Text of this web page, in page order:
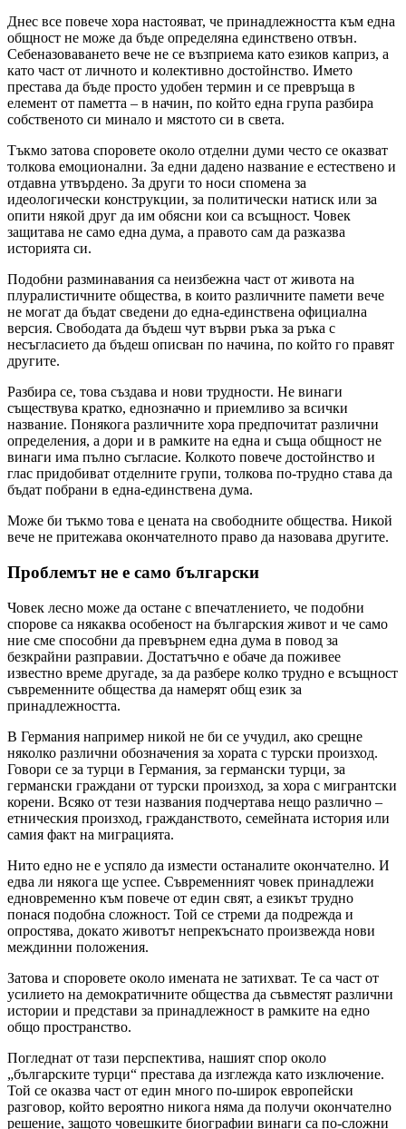
Днес все повече хора настояват, че принадлежността към една
общност не може да бъде определяна единствено отвън.
Себеназоваването вече не се възприема като езиков каприз, а
като част от личното и колективно достойнство. Името
престава да бъде просто удобен термин и се превръща в
елемент от паметта – в начин, по който една група разбира
собственото си минало и мястото си в света.
Тъкмо затова споровете около отделни думи често се оказват
толкова емоционални. За едни дадено название е естествено и
отдавна утвърдено. За други то носи спомена за
идеологически конструкции, за политически натиск или за
опити някой друг да им обясни кои са всъщност. Човек
защитава не само една дума, а правото сам да разказва
историята си.
Подобни разминавания са неизбежна част от живота на
плуралистичните общества, в които различните памети вече
не могат да бъдат сведени до една-единствена официална
версия. Свободата да бъдеш чут върви ръка за ръка с
несъгласието да бъдеш описван по начина, по който го правят
другите.
Разбира се, това създава и нови трудности. Не винаги
съществува кратко, еднозначно и приемливо за всички
название. Понякога различните хора предпочитат различни
определения, а дори и в рамките на една и съща общност не
винаги има пълно съгласие. Колкото повече достойнство и
глас придобиват отделните групи, толкова по-трудно става да
бъдат побрани в една-единствена дума.
Може би тъкмо това е цената на свободните общества. Никой
вече не притежава окончателното право да назовава другите.
Проблемът не е само български
Човек лесно може да остане с впечатлението, че подобни
спорове са някаква особеност на българския живот и че само
ние сме способни да превърнем една дума в повод за
безкрайни разправии. Достатъчно е обаче да поживее
известно време другаде, за да разбере колко трудно е всъщност
съвременните общества да намерят общ език за
принадлежността.
В Германия например никой не би се учудил, ако срещне
няколко различни обозначения за хората с турски произход.
Говори се за турци в Германия, за германски турци, за
германски граждани от турски произход, за хора с мигрантски
корени. Всяко от тези названия подчертава нещо различно –
етническия произход, гражданството, семейната история или
самия факт на миграцията.
Нито едно не е успяло да измести останалите окончателно. И
едва ли някога ще успее. Съвременният човек принадлежи
едновременно към повече от един свят, а езикът трудно
понася подобна сложност. Той се стреми да подрежда и
опростява, докато животът непрекъснато произвежда нови
междинни положения.
Затова и споровете около имената не затихват. Те са част от
усилието на демократичните общества да съвместят различни
истории и представи за принадлежност в рамките на едно
общо пространство.
Погледнат от тази перспектива, нашият спор около
„българските турци“ престава да изглежда като изключение.
Той се оказва част от един много по-широк европейски
разговор, който вероятно никога няма да получи окончателно
решение, защото човешките биографии винаги са по-сложни